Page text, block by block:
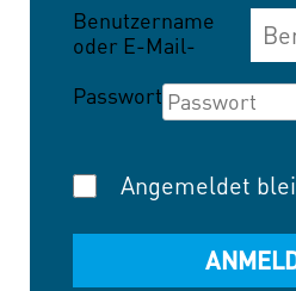
Benutzername
oder E-Mail-
Passwort
Angemeldet